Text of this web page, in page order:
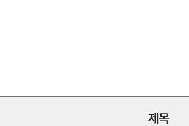
제목